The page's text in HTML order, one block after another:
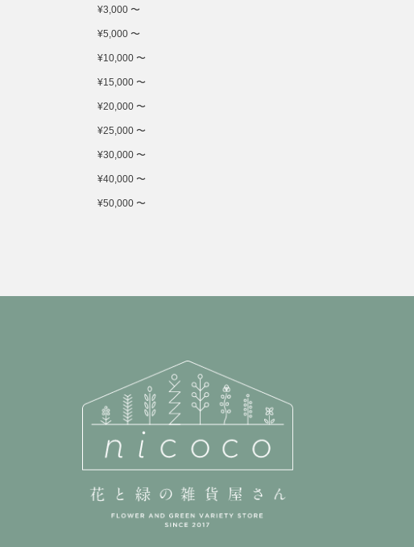
¥3,000 〜
¥5,000 〜
¥10,000 〜
¥15,000 〜
¥20,000 〜
¥25,000 〜
¥30,000 〜
¥40,000 〜
¥50,000 〜